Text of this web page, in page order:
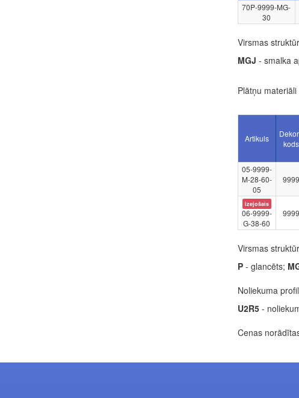
70P-9999-MG-
30
Virsmas
MGJ - smalka
Plātņu materiāli
Artikuls
kods
05-9999-
M-28-60-
05
9999
izejošais
06-9999-
G-38-60
9999
Virsmas
P- glancēts;
Noliekuma
U2R5-
Cenas